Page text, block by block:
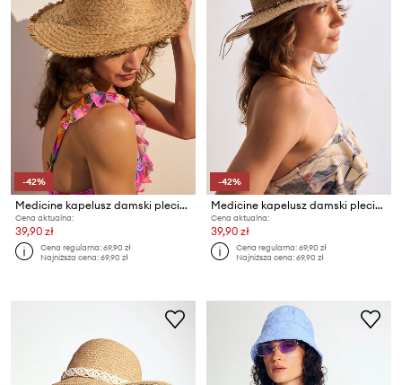
-42%
Medicine kapelusz damski pleciony
Cena aktualna:
39,90 zł
Cena regularna:69,90 zł
Najniższa cena:69,90 zł
-42%
Medicine kapelusz damski pleciony
Cena aktualna:
39,90 zł
Cena regularna:69,90 zł
Najniższa cena:69,90 zł